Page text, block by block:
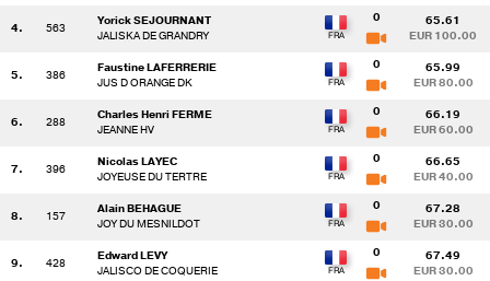
4. 563
Yorick SEJOURNANT
JALISKA DE GRANDRY
0 65.61
EUR 100.00
5. 386
Faustine LAFERRERIE
JUS D ORANGE DK
0 65.99
EUR 80.00
6. 288
Charles Henri FERME
JEANNE HV
0 66.19
EUR 60.00
7. 396
Nicolas LAYEC
JOYEUSE DU TERTRE
0 66.65
EUR 40.00
8. 157
Alain BEHAGUE
JOY DU MESNILDOT
0 67.28
EUR 30.00
9. 428
Edward LEVY
JALISCO DE COQUERIE
0 67.49
EUR 30.00